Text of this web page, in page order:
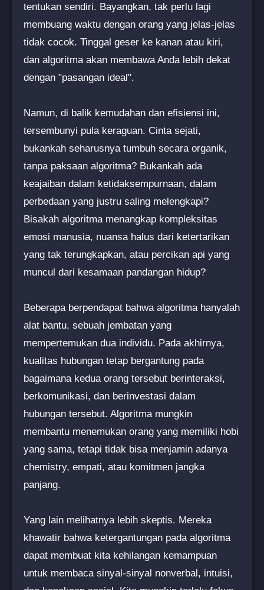
tentukan sendiri. Bayangkan, tak perlu lagi
membuang waktu dengan orang yang jelas-jelas
tidak cocok. Tinggal geser ke kanan atau kiri,
dan algoritma akan membawa Anda lebih dekat
dengan "pasangan ideal".
Namun, di balik kemudahan dan efisiensi ini,
tersembunyi pula keraguan. Cinta sejati,
bukankah seharusnya tumbuh secara organik,
tanpa paksaan algoritma? Bukankah ada
keajaiban dalam ketidaksempurnaan, dalam
perbedaan yang justru saling melengkapi?
Bisakah algoritma menangkap kompleksitas
emosi manusia, nuansa halus dari ketertarikan
yang tak terungkapkan, atau percikan api yang
muncul dari kesamaan pandangan hidup?
Beberapa berpendapat bahwa algoritma hanyalah
alat bantu, sebuah jembatan yang
mempertemukan dua individu. Pada akhirnya,
kualitas hubungan tetap bergantung pada
bagaimana kedua orang tersebut berinteraksi,
berkomunikasi, dan berinvestasi dalam
hubungan tersebut. Algoritma mungkin
membantu menemukan orang yang memiliki hobi
yang sama, tetapi tidak bisa menjamin adanya
chemistry, empati, atau komitmen jangka
panjang.
Yang lain melihatnya lebih skeptis. Mereka
khawatir bahwa ketergantungan pada algoritma
dapat membuat kita kehilangan kemampuan
untuk membaca sinyal-sinyal nonverbal, intuisi,